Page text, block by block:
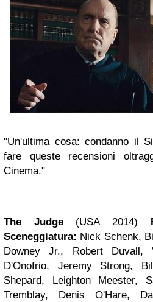
"Un'ultima cosa: condanno il
fare queste recensioni
Cinema."
The Judge(USA 2014)
Sceneggiatura: Nick Schenk,
Downey Jr., Robert Duvall,
D'Onofrio, Jeremy Strong,
Shepard, Leighton Meester,
Tremblay, Denis O'Hare,